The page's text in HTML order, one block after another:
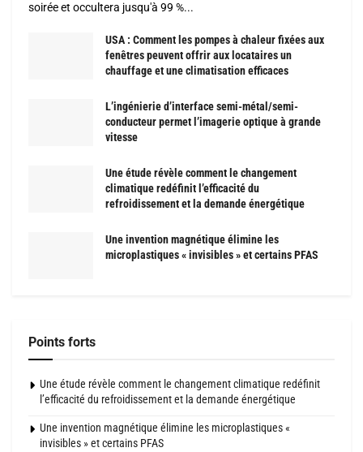
soirée et occultera jusqu'à 99 %...
USA : Comment les pompes à chaleur fixées aux
fenêtres peuvent offrir aux locataires un
chauffage et une climatisation efficaces
L’ingénierie d’interface semi-métal/semi-
conducteur permet l’imagerie optique à grande
vitesse
Une étude révèle comment le changement
climatique redéfinit l’efficacité du
refroidissement et la demande énergétique
Une invention magnétique élimine les
microplastiques « invisibles » et certains PFAS
Points forts
Une étude révèle comment le changement climatique redéfinit
l’efficacité du refroidissement et la demande énergétique
Une invention magnétique élimine les microplastiques «
invisibles » et certains PFAS